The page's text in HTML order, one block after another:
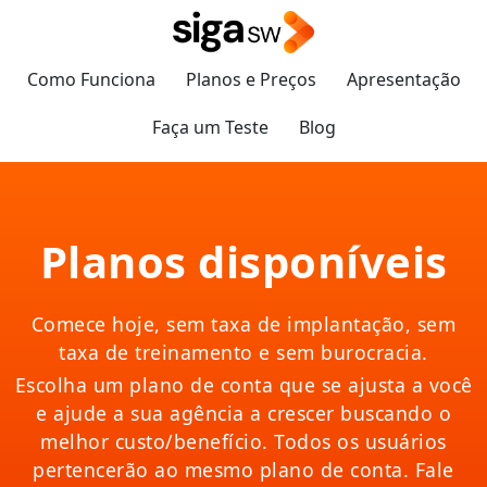
Como Funciona Planos e Preços
Apresentação
Faça um Teste
Blog
Planos disponíveis
Comece hoje, sem taxa de implantação, sem
taxa de treinamento e sem burocracia.
Escolha um plano de conta que se ajusta a você
e ajude a sua agência a crescer buscando o
melhor custo/benefício.Todos os usuários
pertencerão ao mesmo plano de conta. Fale